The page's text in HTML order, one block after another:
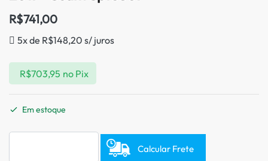
R$741,00
5x de R$148,20 s/ juros
R$703,95 no Pix
Em estoque
Calcular Frete